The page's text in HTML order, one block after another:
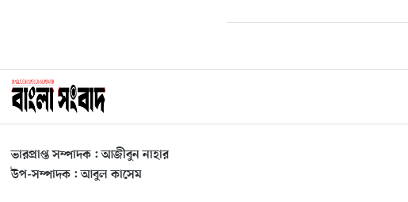
ভারপ্রাপ্ত সম্পাদক : আজীবুন নাহার
উপ-সম্পাদক : আবুল কাসেম